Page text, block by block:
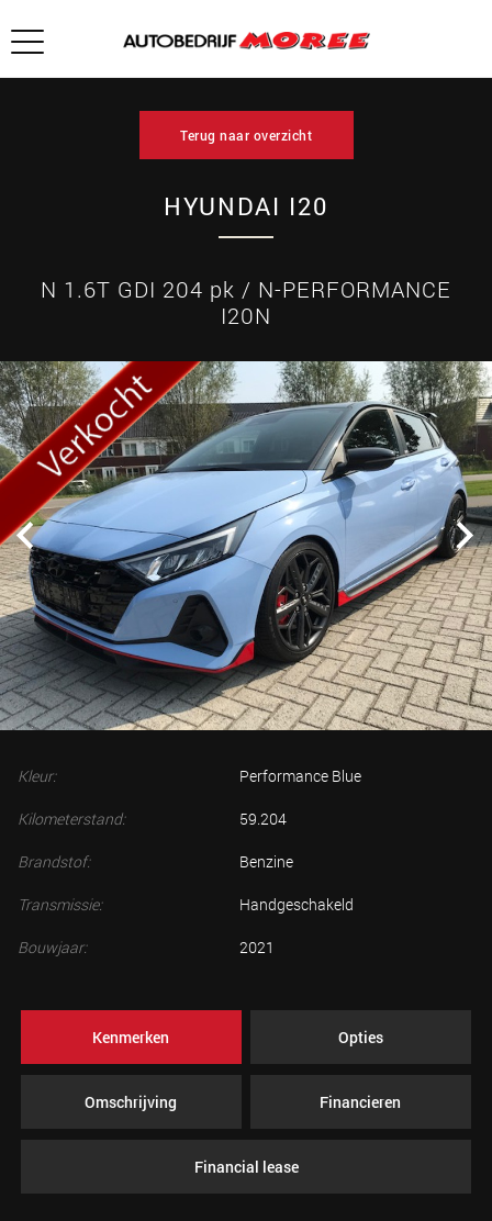
Terug naar overzicht
HYUNDAI I20
N 1.6T GDI 204 pk / N-PERFORMANCE
I20N
Kleur: Performance Blue
Kilometerstand: 59.204
Brandstof: Benzine
Transmissie: Handgeschakeld
Bouwjaar: 2021
Kenmerken Opties
Omschrijving Financieren
Financial lease